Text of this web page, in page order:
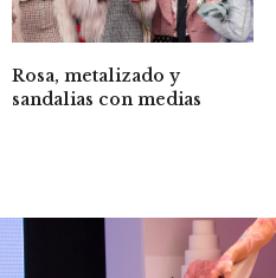
Rosa, metalizado y
sandalias con medias